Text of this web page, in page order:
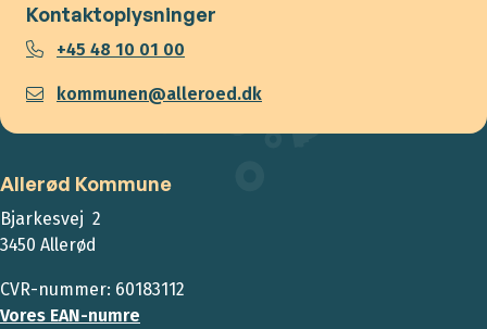
Kontaktoplysninger
+45 48 10 01 00
kommunen@alleroed.dk
Allerød Kommune
Bjarkesvej 2
3450 Allerød
CVR-nummer: 60183112
Vores EAN-numre